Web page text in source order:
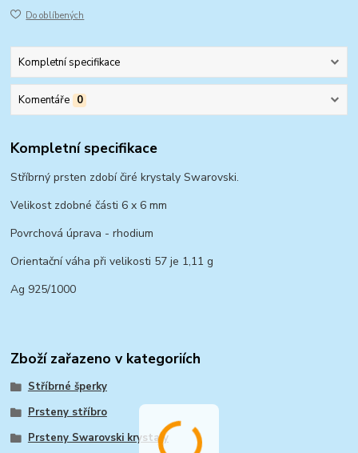
Do oblíbených
Kompletní specifikace
Komentáře 0
Kompletní specifikace
Stříbrný prsten zdobí čiré krystaly Swarovski.
Velikost zdobné části 6 x 6 mm
Povrchová úprava - rhodium
Orientační váha při velikosti 57 je 1,11 g
Ag 925/1000
Zboží zařazeno v kategoriích
Stříbrné šperky
Prsteny stříbro
Prsteny Swarovski krystaly